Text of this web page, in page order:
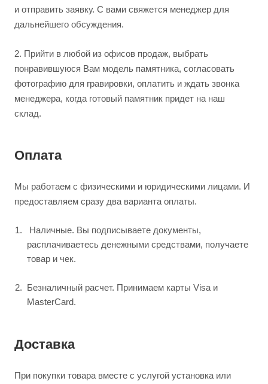
и отправить заявку. С вами свяжется менеджер для
дальнейшего обсуждения.
2. Прийти в любой из офисов продаж, выбрать
понравившуюся Вам модель памятника, согласовать
фотографию для гравировки, оплатить и ждать звонка
менеджера, когда готовый памятник придет на наш
склад.
Оплата
Мы работаем с физическими и юридическими лицами. И
предоставляем сразу два варианта оплаты.
Наличные. Вы подписываете документы,
расплачиваетесь денежными средствами, получаете
товар и чек.
Безналичный расчет. Принимаем карты Visa и
MasterCard.
Доставка
При покупки товара вместе с услугой установка или